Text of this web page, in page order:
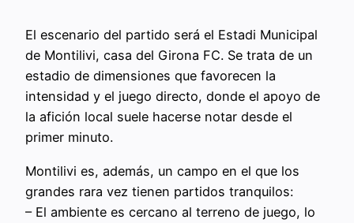
El escenario del partido será el Estadi Municipal
de Montilivi, casa del Girona FC. Se trata de un
estadio de dimensiones que favorecen la
intensidad y el juego directo, donde el apoyo de
la afición local suele hacerse notar desde el
primer minuto.
Montilivi es, además, un campo en el que los
grandes rara vez tienen partidos tranquilos:
– El ambiente es cercano al terreno de juego, lo